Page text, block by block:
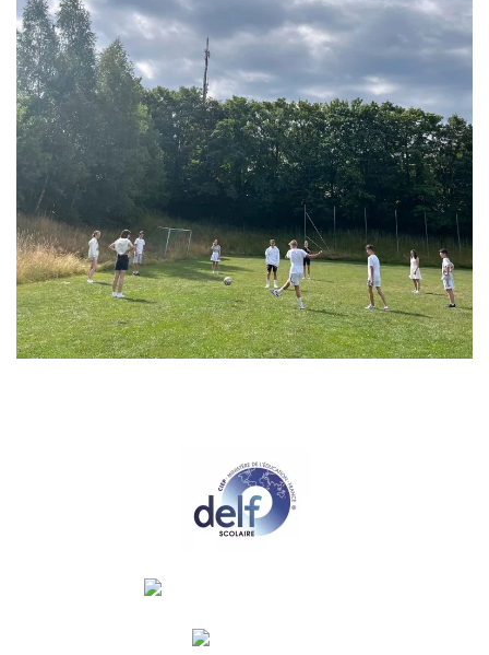
GRÖSSER ANZEIGEN